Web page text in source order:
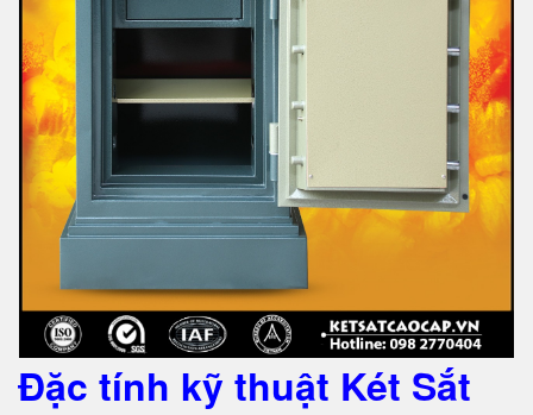
Đặc tính kỹ thuật Két Sắt